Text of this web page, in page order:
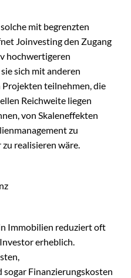
mit begrenzten
Joinvesting den Zugang
hochwertigeren
sich mit anderen
Projekten teilnehmen, die
Reichweite liegen
von Skaleneffekten
zu
realisieren wäre.
Immobilien reduziert oft
erheblich.
Finanzierungskosten